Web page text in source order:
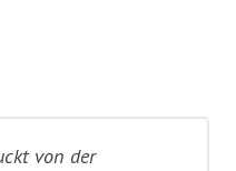
von der